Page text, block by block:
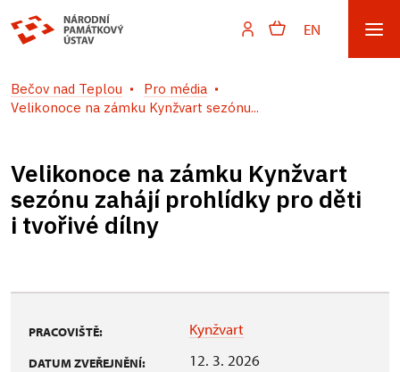
EN
Bečov nad Teplou
Pro média
Velikonoce na zámku Kynžvart sezónu...
Velikonoce na zámku Kynžvart
sezónu zahájí prohlídky pro děti
i tvořivé dílny
PRACOVIŠTĚ: Kynžvart
DATUM ZVEŘEJNĚNÍ: 12. 3. 2026